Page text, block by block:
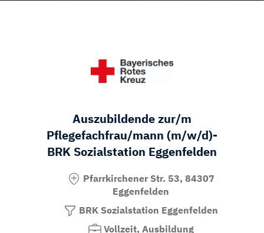
Auszubildende zur/m
Pflegefachfrau/mann (m/w/d)-
BRK Sozialstation Eggenfelden
Pfarrkirchener Str. 53, 84307
Eggenfelden
BRK Sozialstation Eggenfelden
Vollzeit, Ausbildung